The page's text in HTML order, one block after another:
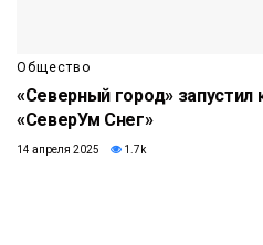
Общество
«Северный город»
«СеверУм Снег»
14 апреля 2025 1.7k